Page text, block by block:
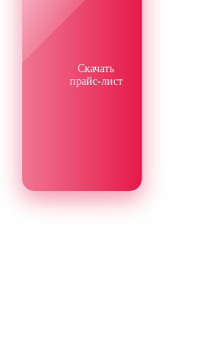
Скачать
прайс-лист